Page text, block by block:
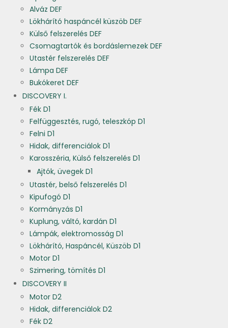
Alváz DEF
Lökhárító haspáncél küszöb DEF
Külső felszerelés DEF
Csomagtartók és bordáslemezek DEF
Utastér felszerelés DEF
Lámpa DEF
Bukókeret DEF
DISCOVERY I.
Fék D1
Felfüggesztés, rugó, teleszkóp D1
Felni D1
Hidak, differenciálok D1
Karosszéria, Külső felszerelés D1
Ajtók, üvegek D1
Utastér, belső felszerelés D1
Kipufogó D1
Kormányzás D1
Kuplung, váltó, kardán D1
Lámpák, elektromosság D1
Lökhárító, Haspáncél, Küszöb D1
Motor D1
Szimering, tömítés D1
DISCOVERY II
Motor D2
Hidak, differenciálok D2
Fék D2